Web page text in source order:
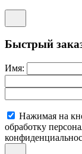
Быстрый
Имя:
Нажимая на
обработку